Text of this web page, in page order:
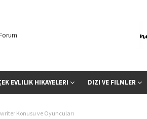
EVLILIK HIKAYELERI DIZI VE FILMLER
Konusu ve Oyuncuları